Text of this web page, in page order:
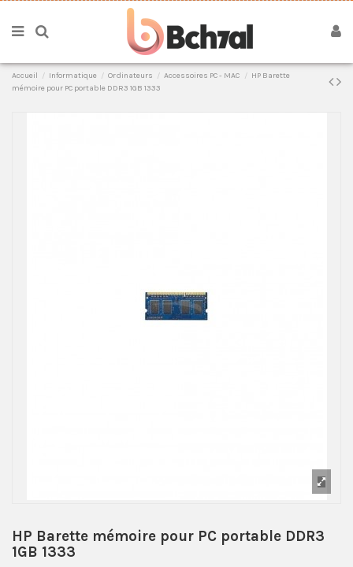
Accueil Informatique Ordinateurs Accessoires PC - MAC
HP Barette
mémoire pour PC portable DDR3 1GB 1333
HP Barette mémoire pour PC portable DDR3
1GB 1333